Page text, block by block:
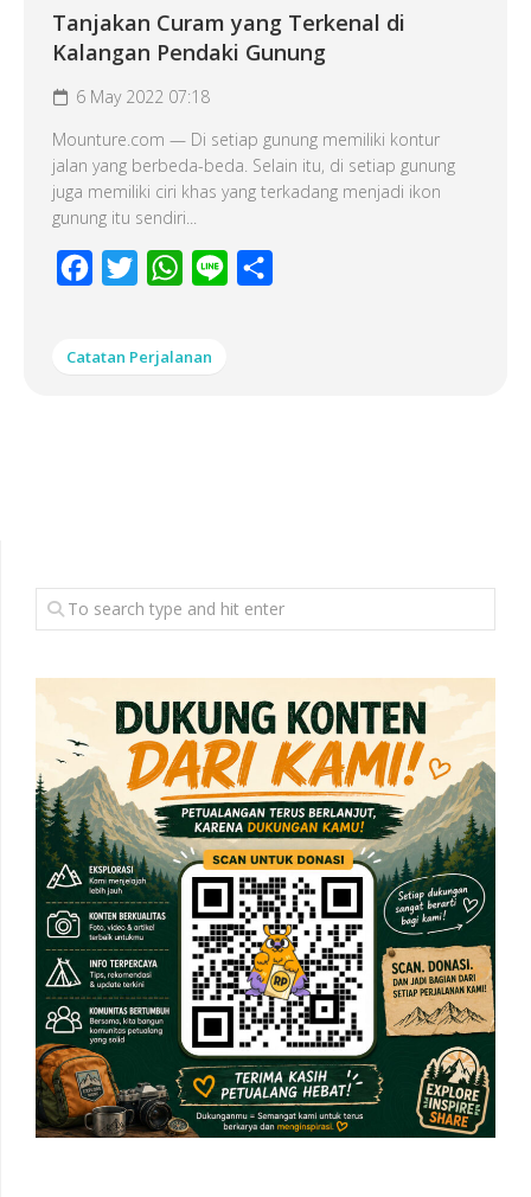
Tanjakan Curam yang Terkenal di
Kalangan Pendaki Gunung
6 May 2022 07:18
Mounture.com — Di setiap gunung memiliki kontur
jalan yang berbeda-beda. Selain itu, di setiap gunung
juga memiliki ciri khas yang terkadang menjadi ikon
gunung itu sendiri...
Facebook
Twitter WhatsApp
Line
Catatan Perjalanan